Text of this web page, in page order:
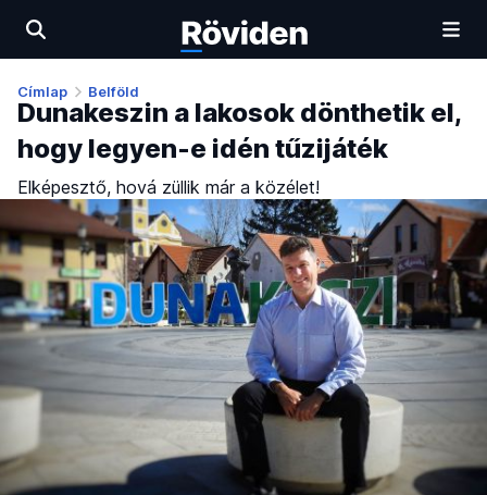
Címlap Belföld
Dunakeszin a lakosok dönthetik el,
hogy legyen-e idén tűzijáték
Elképesztő, hová züllik már a közélet!